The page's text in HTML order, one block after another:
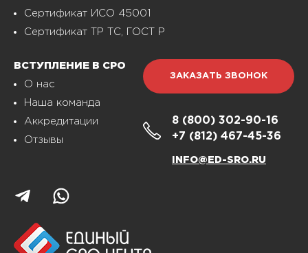
Сертификат ИСО 45001
Сертификат ТР ТС, ГОСТ Р
ВСТУПЛЕНИЕ В СРО
О нас
Наша команда
Аккредитации
Отзывы
ЗАКАЗАТЬ ЗВОНОК
8 (800) 302-90-16
+7 (812) 467-45-36
INFO@ED-SRO.RU